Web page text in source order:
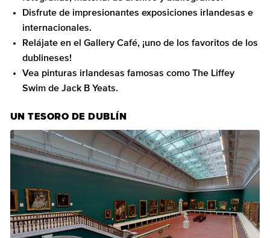
Disfrute de impresionantes exposiciones irlandesas e
internacionales.
Relájate en el Gallery Café, ¡uno de los favoritos de los
dublineses!
Vea pinturas irlandesas famosas como The Liffey
Swim de Jack B Yeats.
UN TESORO DE DUBLÍN